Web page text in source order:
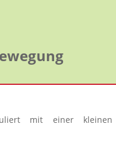
mit einer kleinen